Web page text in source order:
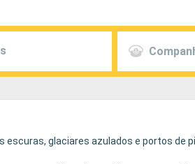
glaciares azulados e portos de